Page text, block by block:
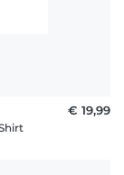
€ 19,99